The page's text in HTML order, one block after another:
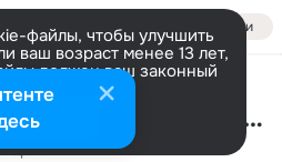
Войти
файлы, чтобы улучшить
ваш возраст менее 13 лет,
должен ваш законный
информации
Настроить Ромашки (Evro-Rmx)